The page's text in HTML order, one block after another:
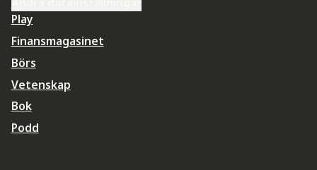
Play
Finansmagasinet
Börs
Vetenskap
Bok
Podd